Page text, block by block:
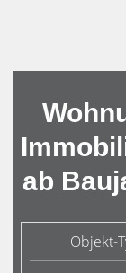
ab
Objekt-